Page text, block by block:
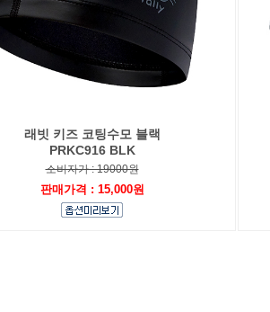
래빗 키즈 코팅수모 블랙
PRKC916 BLK
소비자가 : 19000원
판매가격 : 15,000원